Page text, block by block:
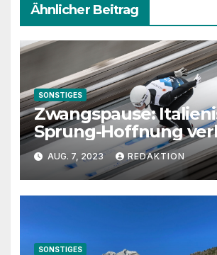
Ähnlicher Beitrag
SONSTIGES
Zwangspause:
Sprung-Hoffnung
AUG. 7, 2023 REDAKTION
SONSTIGES